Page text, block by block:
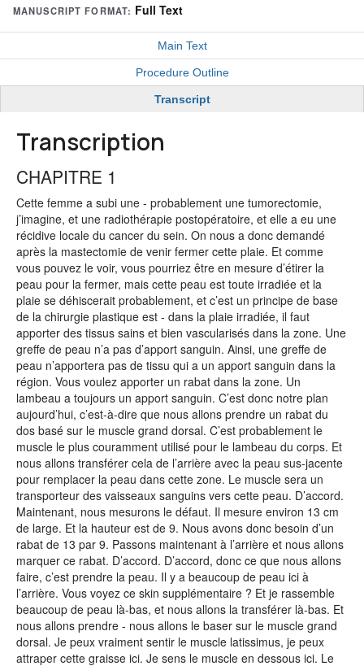
MANUSCRIPT FORMAT: Full Text
Main Text
Procedure Outline
Transcript
Transcription
CHAPITRE 1
Cette femme a subi une - probablement une tumorectomie,
j’imagine, et une radiothérapie postopératoire, et elle a eu une
récidive locale du cancer du sein. On nous a donc demandé
après la mastectomie de venir fermer cette plaie. Et comme
vous pouvez le voir, vous pourriez être en mesure d’étirer la
peau pour la fermer, mais cette peau est toute irradiée et la
plaie se déhiscerait probablement, et c’est un principe de base
de la chirurgie plastique est - dans la plaie irradiée, il faut
apporter des tissus sains et bien vascularisés dans la zone. Une
greffe de peau n’a pas d’apport sanguin. Ainsi, une greffe de
peau n’apportera pas de tissu qui a un apport sanguin dans la
région. Vous voulez apporter un rabat dans la zone. Un
lambeau a toujours un apport sanguin. C’est donc notre plan
aujourd’hui, c’est-à-dire que nous allons prendre un rabat du
dos basé sur le muscle grand dorsal. C’est probablement le
muscle le plus couramment utilisé pour le lambeau du corps. Et
nous allons transférer cela de l’arrière avec la peau sus-jacente
pour remplacer la peau dans cette zone. Le muscle sera un
transporteur des vaisseaux sanguins vers cette peau. D’accord.
Maintenant, nous mesurons le défaut. Il mesure environ 13 cm
de large. Et la hauteur est de 9. Nous avons donc besoin d’un
rabat de 13 par 9. Passons maintenant à l’arrière et nous allons
marquer ce rabat. D’accord. D’accord, donc ce que nous allons
faire, c’est prendre la peau. Il y a beaucoup de peau ici à
l’arrière. Vous voyez ce skin supplémentaire ? Et je rassemble
beaucoup de peau là-bas, et nous allons la transférer là-bas. Et
nous allons prendre - nous allons le baser sur le muscle grand
dorsal. Je peux vraiment sentir le muscle latissimus, je peux
attraper cette graisse ici. Je sens le muscle en dessous ici. Le